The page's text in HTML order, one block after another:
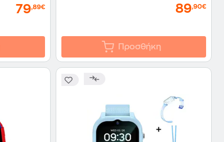
79,89€ 89,90€
Προσθήκη